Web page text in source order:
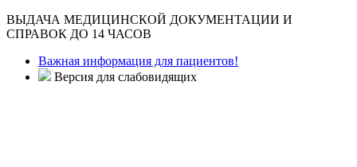
ВЫДАЧА МЕДИЦИНСКОЙ ДОКУМЕНТАЦИИ И
СПРАВОК ДО 14 ЧАСОВ
Важная информация для пациентов!
Версия для слабовидящих